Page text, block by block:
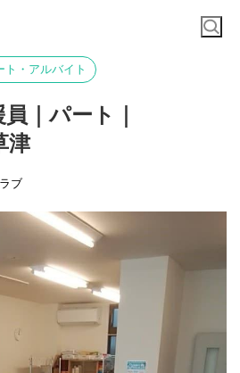
ト・アルバイト
｜パート｜
津
ブ